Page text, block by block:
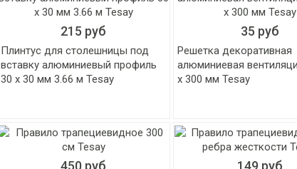
215 руб
Плинтус для столешницы под
вставку алюминиевый профиль
30 х 30 мм 3.66 м Tesay
35 руб
Решетка декоративная
алюминиевая
х 300 мм Tesay
450 руб 149 руб